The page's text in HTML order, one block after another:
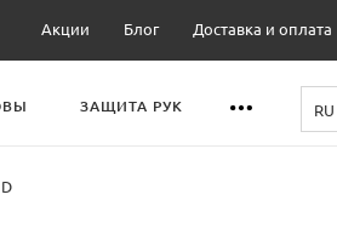
Акции Блог Доставка и оплата
ЗАЩИТА РУК